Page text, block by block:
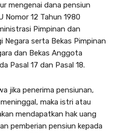
mengenai dana pensiun
Nomor 12 Tahun 1980
Pimpinan dan
serta Bekas Pimpinan
dan Bekas Anggota
Pasal 17 dan Pasal 18.
jika penerima pensiunan,
maka istri atau
mendapatkan hak uang
pemberian pensiun kepada